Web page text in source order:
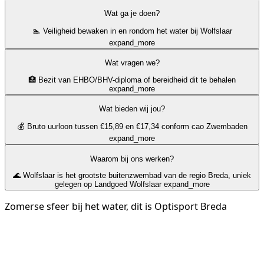
Wat ga je doen?
🏊 Veiligheid bewaken in en rondom het water bij Wolfslaar
expand_more
Wat vragen we?
🏥 Bezit van EHBO/BHV-diploma of bereidheid dit te behalen
expand_more
Wat bieden wij jou?
💰 Bruto uurloon tussen €15,89 en €17,34 conform cao Zwembaden
expand_more
Waarom bij ons werken?
🌊 Wolfslaar is het grootste buitenzwembad van de regio Breda, uniek
gelegen op Landgoed Wolfslaar expand_more
Zomerse sfeer bij het water, dit is Optisport Breda